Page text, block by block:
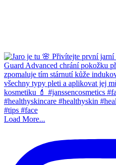
Load More...